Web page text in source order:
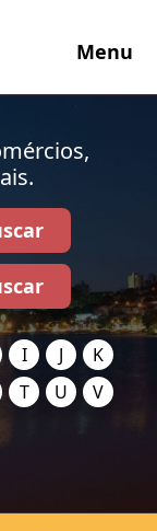
Menu
I J
K
T U
V